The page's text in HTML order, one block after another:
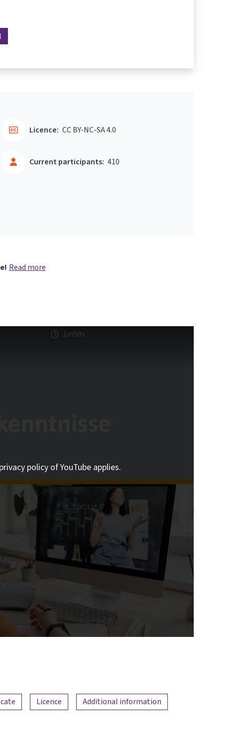
Current participants: 410
Licence: CC BY-NC-SA 4.0
Read more
1m59s
policy of YouTube applies.
Licence
Additional information